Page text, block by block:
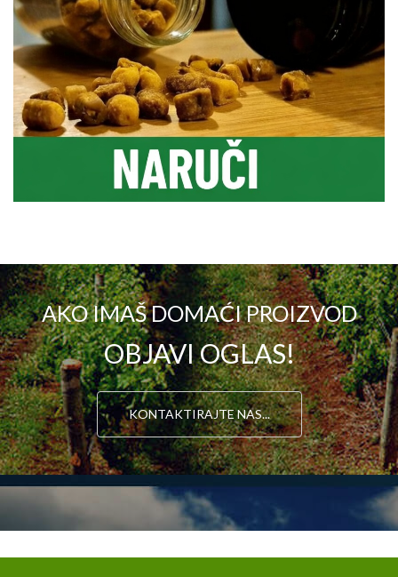
AKO IMAŠ DOMAĆI PROIZVOD
OBJAVI OGLAS!
KONTAKTIRAJTE NAS...